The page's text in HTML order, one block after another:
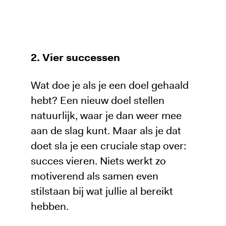
2. Vier successen
Wat doe je als je een doel gehaald
hebt? Een nieuw doel stellen
natuurlijk, waar je dan weer mee
aan de slag kunt. Maar als je dat
doet sla je een cruciale stap over:
succes vieren. Niets werkt zo
motiverend als samen even
stilstaan bij wat jullie al bereikt
hebben.